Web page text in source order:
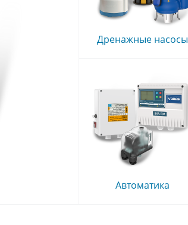
Дренажные насосы
Автоматика